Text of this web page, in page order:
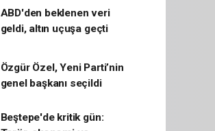
ABD'den beklenen veri
geldi, altın uçuşa geçti
Özgür Özel, Yeni Parti’nin
genel başkanı seçildi
Beştepe'de kritik gün: